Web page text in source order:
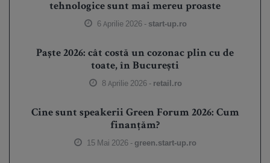
tehnologice sunt mai mereu proaste
6 Aprilie 2026 - start-up.ro
Paște 2026: cât costă un cozonac plin cu de
toate, în București
8 Aprilie 2026 - retail.ro
Cine sunt speakerii Green Forum 2026: Cum
finanțăm?
15 Mai 2026 - green.start-up.ro